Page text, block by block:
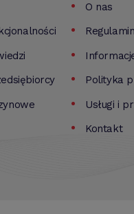
O nas
Regulamin
Polityka
Usługi i
Kontakt